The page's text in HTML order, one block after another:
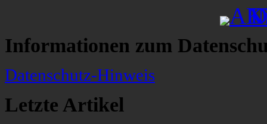
Informationen zum
Datenschutz-Hinweis
Letzte Artikel